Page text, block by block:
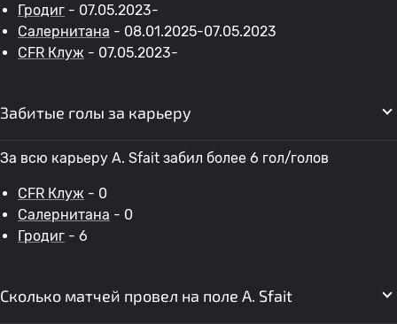
Гродиг - 07.05.2023-
Салернитана - 08.01.2025-07.05.2023
CFR Клуж - 07.05.2023-
Забитые голы за карьеру
За всю карьеру A. Sfait забил более 6 гол/голов
CFR Клуж - 0
Салернитана - 0
Гродиг - 6
Сколько матчей провел на поле A. Sfait